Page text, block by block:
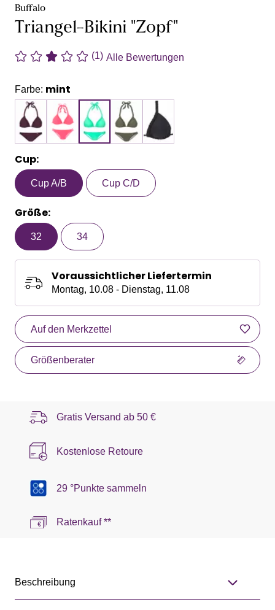
Buffalo
Triangel-Bikini "Zopf"
(1) Alle Bewertungen
Farbe: mint
Cup:
Cup A/B Cup C/D
Größe:
32 34
Voraussichtlicher Liefertermin
Montag, 10.08 - Dienstag, 11.08
Auf den Merkzettel
Größenberater
Gratis Versand ab 50 €
Kostenlose Retoure
29 °Punkte sammeln
Ratenkauf **
Beschreibung